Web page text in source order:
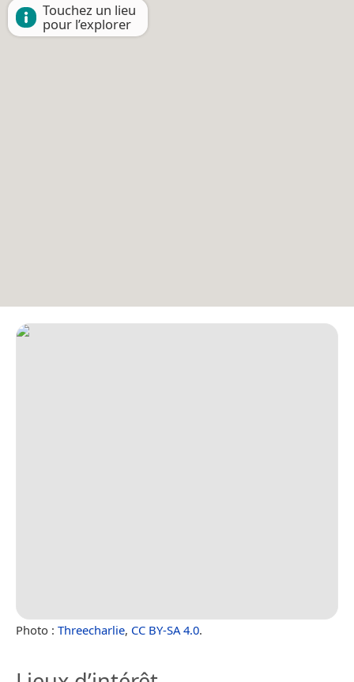
Touchez un lieu
pour l’explorer
Photo : Threecharlie, CC BY-SA 4.0.